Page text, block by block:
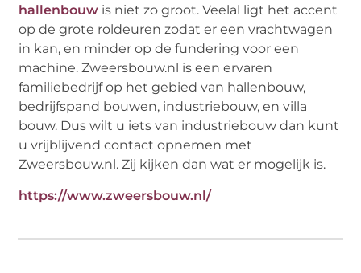
hallenbouw is niet zo groot. Veelal ligt het accent
op de grote roldeuren zodat er een vrachtwagen
in kan, en minder op de fundering voor een
machine. Zweersbouw.nl is een ervaren
familiebedrijf op het gebied van hallenbouw,
bedrijfspand bouwen, industriebouw, en villa
bouw. Dus wilt u iets van industriebouw dan kunt
u vrijblijvend contact opnemen met
Zweersbouw.nl. Zij kijken dan wat er mogelijk is.
https://www.zweersbouw.nl/